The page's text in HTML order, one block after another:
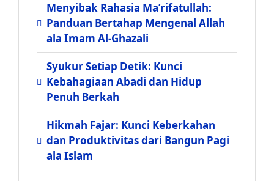
Menyibak Rahasia Ma’rifatullah:
Panduan Bertahap Mengenal Allah
ala Imam Al-Ghazali
Syukur Setiap Detik: Kunci
Kebahagiaan Abadi dan Hidup
Penuh Berkah
Hikmah Fajar: Kunci Keberkahan
dan Produktivitas dari Bangun Pagi
ala Islam